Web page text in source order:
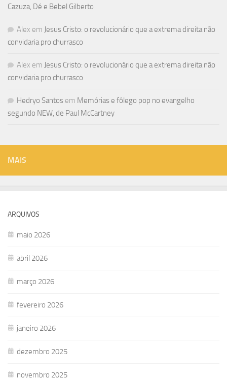
Cazuza, Dé e Bebel Gilberto
Alex em Jesus Cristo: o revolucionário que a extrema direita não
convidaria pro churrasco
Alex em Jesus Cristo: o revolucionário que a extrema direita não
convidaria pro churrasco
Hedryo Santos em Memórias e fôlego pop no evangelho
segundo NEW, de Paul McCartney
MAIS
ARQUIVOS
maio 2026
abril 2026
março 2026
fevereiro 2026
janeiro 2026
dezembro 2025
novembro 2025